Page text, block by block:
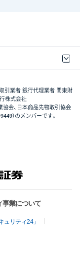
引業者 銀行代理業者 関東財
株式会社
協会、日本商品先物取引協会
）のメンバーです。
事業について
リティ24」